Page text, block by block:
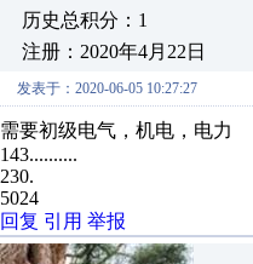
历史总积分：1
注册：2020年4月22日
发表于：2020-06-05 10:27:27
需要初级电气，机电，电力
143..........
230.
5024
回复 引用 举报